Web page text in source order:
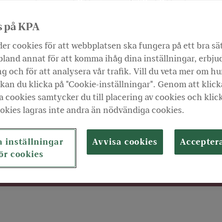
din allra viktigaste löneförmån.
åt Järfälla kommun.
du vill ta ut din pension.
på KPA
cookies för att webbplatsen ska fungera på ett bra
annat för att komma ihåg dina inställningar,
och för att analysera vår trafik. Vill du veta mer om
du klicka på "Cookie-inställningar". Genom att
cookies samtycker du till placering av cookies och
lagras inte andra än nödvändiga cookies.
inställningar
cookies
Avvisa cookies